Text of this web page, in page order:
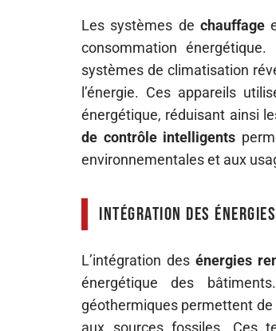
Les systèmes de chauffage
consommation
systèmes de climatisation
l’énergie. Ces appareils
énergétique, réduisant ainsi
de contrôle intelligents
environnementales et aux
Intégration des
L’intégration des énergies
énergétique des
géothermiques permettent de
aux sources fossiles. Ces